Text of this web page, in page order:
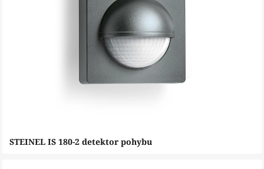
Preskočiť
STEINEL IS 180-2 detektor pohybu